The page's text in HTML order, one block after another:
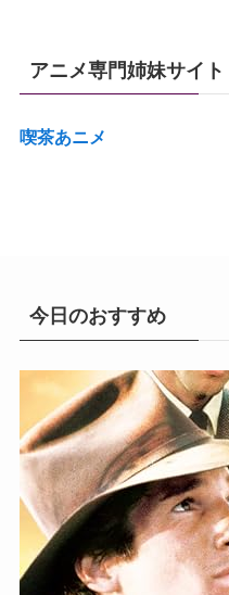
アニメ専門姉妹サイト
喫茶あニメ
今日のおすすめ